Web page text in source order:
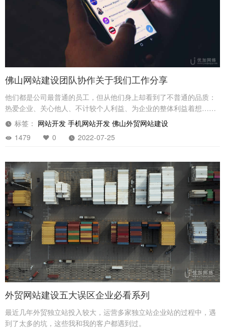
佛山网站建设团队协作关于我们工作分享
他们都是公司最普通的员工，但从他们身上却看到了不普通的品质：
热爱企业、关心他人、不计较个人利益、为企业的整体利益着想……
有这么好的员工，这么强大的合力，我们对企业的未来充满信心
标签： 网站开发 手机网站开发 佛山外贸网站建设
1479
0 2022-07-25
外贸网站建设五大误区企业必看系列
最近几年外贸独立站投入较大，运营多家独立站企业站的过程中，遇
到了太多的坑，这些我和我的客户都遇到过。
立即提交